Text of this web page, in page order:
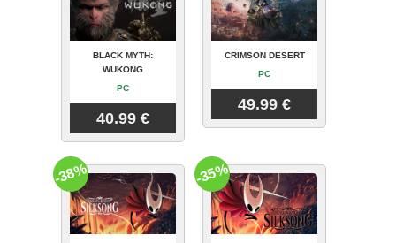
BLACK MYTH:
WUKONG
PC
40.99 €
CRIMSON DESERT
PC
49.99 €
-38% -35%